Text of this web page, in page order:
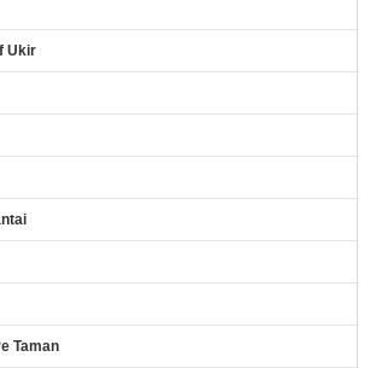
Ukir
Taman